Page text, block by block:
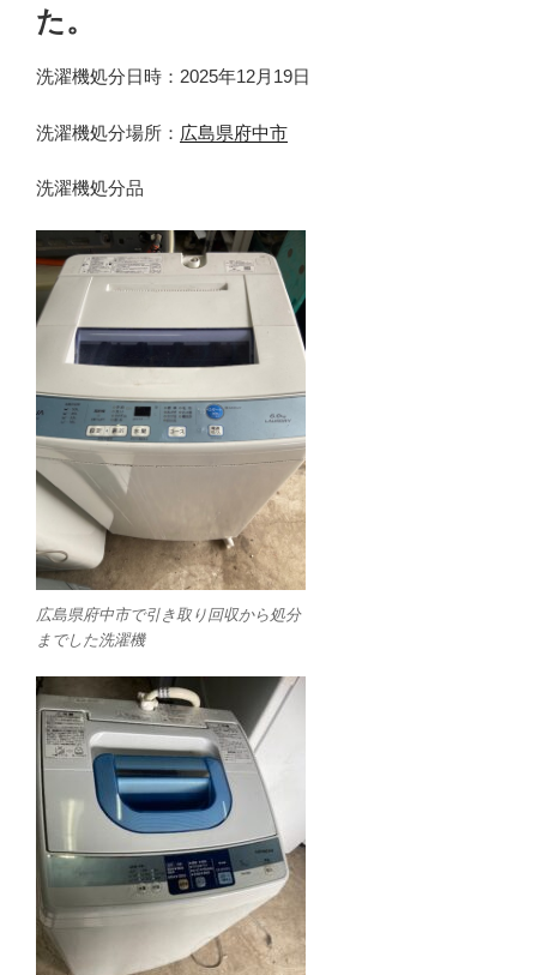
た。
洗濯機処分日時：2025年12月19日
洗濯機処分場所： 広島県府中市
洗濯機処分品
広島県府中市で引き取り回収から処分
までした洗濯機